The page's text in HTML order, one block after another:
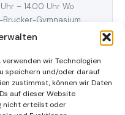
wir Technologien
speichern und/oder darauf
zustimmst, können wir Daten
auf dieser Website
nicht erteilst oder
– 14.00 Uhr Wo
Gymnasium,
SEMINAR